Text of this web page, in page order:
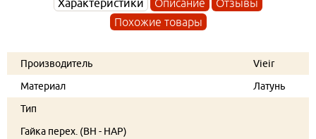
Характеристики Описание
Отзывы
Похожие товары
Производитель
Vieir
Материал
Латунь
Тип
Гайка перех. (ВН - НАР)